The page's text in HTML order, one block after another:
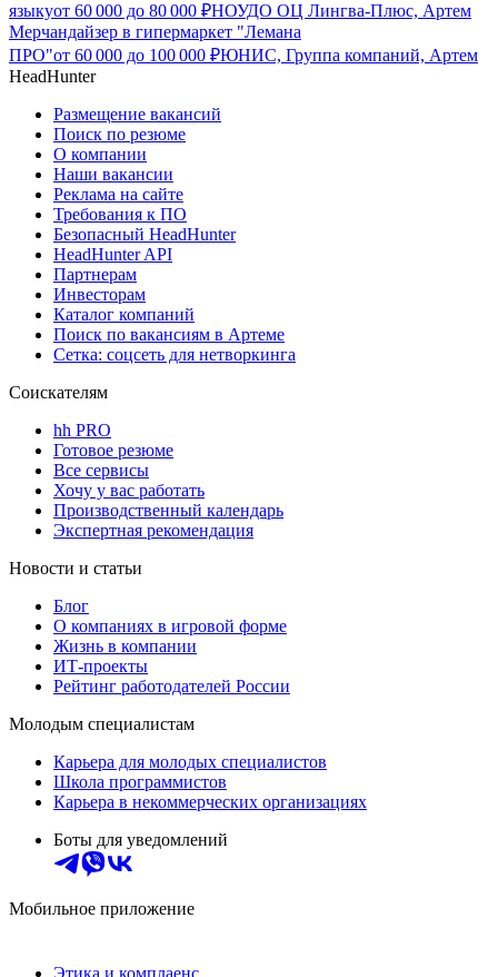
языкуот 60 000 до 80 000 ₽НОУДО ОЦ Лингва-Плюс, Артем
Мерчандайзер в гипермаркет "Лемана
ПРО"от 60 000 до 100 000 ₽ЮНИС, Группа компаний, Артем
HeadHunter
Размещение вакансий
Поиск по резюме
О компании
Наши вакансии
Реклама на сайте
Требования к ПО
Безопасный HeadHunter
HeadHunter API
Партнерам
Инвесторам
Каталог компаний
Поиск по вакансиям в Артеме
Сетка: соцсеть для нетворкинга
Соискателям
hh PRO
Готовое резюме
Все сервисы
Хочу у вас работать
Производственный календарь
Экспертная рекомендация
Новости и статьи
Блог
О компаниях в игровой форме
Жизнь в компании
ИТ-проекты
Рейтинг работодателей России
Молодым специалистам
Карьера для молодых специалистов
Школа программистов
Карьера в некоммерческих организациях
Боты для уведомлений
Мобильное приложение